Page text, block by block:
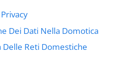
Dei Dati Nella Domotica
Delle Reti Domestiche